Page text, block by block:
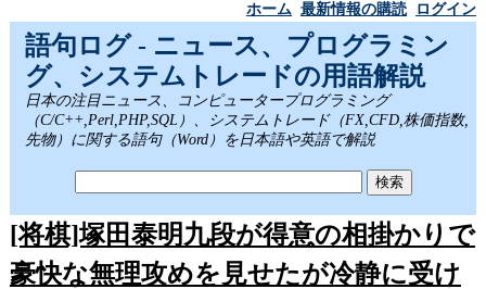
ホーム 最新情報の購読 ログイン
語句ログ - ニュース、プログラミン
グ、システムトレードの用語解説
日本の注目ニュース、コンピュータープログラミング
（C/C++,Perl,PHP,SQL）、システムトレード（FX,CFD,株価指数,
先物）に関する語句（Word）を日本語や英語で解説
[将棋]塚田泰明九段が得意の相掛かりで
豪快な無理攻めを見せたが冷静に受け